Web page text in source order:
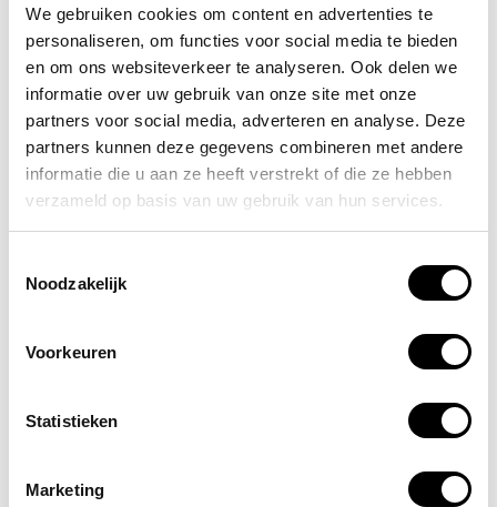
We gebruiken cookies om content en advertenties te
personaliseren, om functies voor social media te bieden
en om ons websiteverkeer te analyseren. Ook delen we
informatie over uw gebruik van onze site met onze
partners voor social media, adverteren en analyse. Deze
partners kunnen deze gegevens combineren met andere
informatie die u aan ze heeft verstrekt of die ze hebben
verzameld op basis van uw gebruik van hun services.
Noodzakelijk
Voorkeuren
Statistieken
Marketing
brandwonden oploopt omdat je helaas geen
branddeken in huis had. Het kopen van een
branddeken hoeft niet lastig te zijn en hoeft ook
zeker niet duur te zijn. Ook jij kunt dus
beschikken over een betaalbare, maar goed
werkende blusdeken. Wacht dus niet te lang,
bestel jouw goedwerkende blusdeken en wees
laatste nieuwtjes, acties en meer?
Abonneer